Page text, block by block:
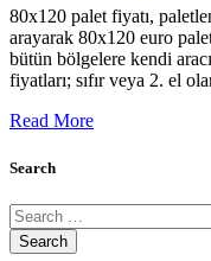
80x120 palet fiyatı,
arayarak 80x120 euro
bütün bölgelere kendi
fiyatları; sıfır veya 2. el
Read More
Search